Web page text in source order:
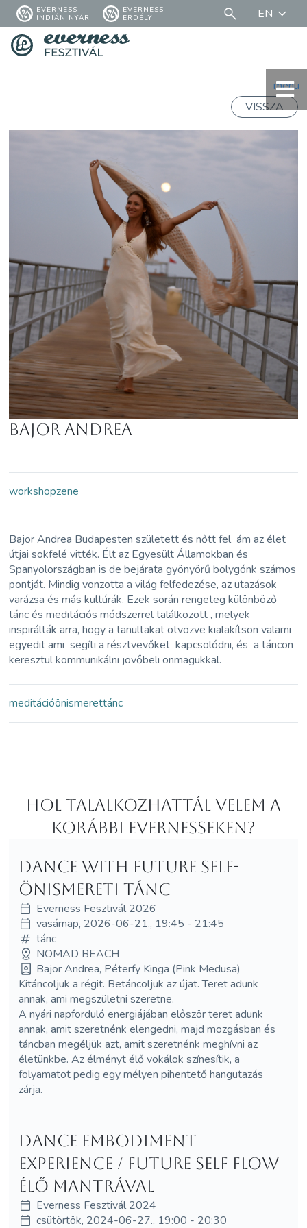
EVERNESS
INDIÁN NYÁR
EVERNESS
ERDÉLY
EN
menü
VISSZA
Bajor Andrea
workshopzene
Bajor Andrea Budapesten született és nőtt fel ám az élet
útjai sokfelé vitték. Élt az Egyesült Államokban és
Spanyolországban is de bejárata gyönyörű bolygónk számos
pontját. Mindig vonzotta a világ felfedezése, az utazások
varázsa és más kultúrák. Ezek során rengeteg különböző
tánc és meditációs módszerrel találkozott , melyek
inspirálták arra, hogy a tanultakat ötvözve kialakítson valami
egyedit ami segíti a résztvevőket kapcsolódni, és a táncon
keresztül kommunikálni jövőbeli önmagukkal.
meditációönismerettánc
Hol Talalkozhattál velem a
korábbi Evernesseken?
Dance with future self-
önismereti tánc
Everness Fesztivál 2026
vasárnap, 2026-06-21., 19:45 - 21:45
tánc
NOMAD BEACH
Bajor Andrea, Péterfy Kinga (Pink Medusa)
Kitáncoljuk a régit. Betáncoljuk az újat. Teret adunk
annak, ami megszületni szeretne.
A nyári napforduló energiájában először teret adunk
annak, amit szeretnénk elengedni, majd mozgásban és
táncban megéljük azt, amit szeretnénk meghívni az
életünkbe. Az élményt élő vokálok színesítik, a
folyamatot pedig egy mélyen pihentető hangutazás
zárja.
Dance Embodiment
Experience / FUTURE SELF FLOW
élő Mantrával
Everness Fesztivál 2024
csütörtök, 2024-06-27., 19:00 - 20:30